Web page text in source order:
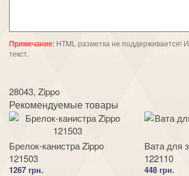
Примечание: HTML разметка не поддерживается!
текст.
28043, Zippo
Рекомендуемые товары
Брелок-канистра Zippo
121503
1267 грн.
Вата для
122110
448 грн.